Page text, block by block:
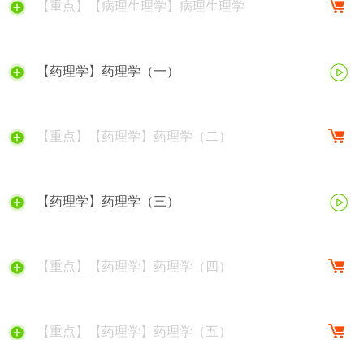
【重点】【病理生理学】病理生理学
【药理学】药理学（一）
【重点】【药理学】药理学（二）
【药理学】药理学（三）
【重点】【药理学】药理学（四）
【重点】【药理学】药理学（五）